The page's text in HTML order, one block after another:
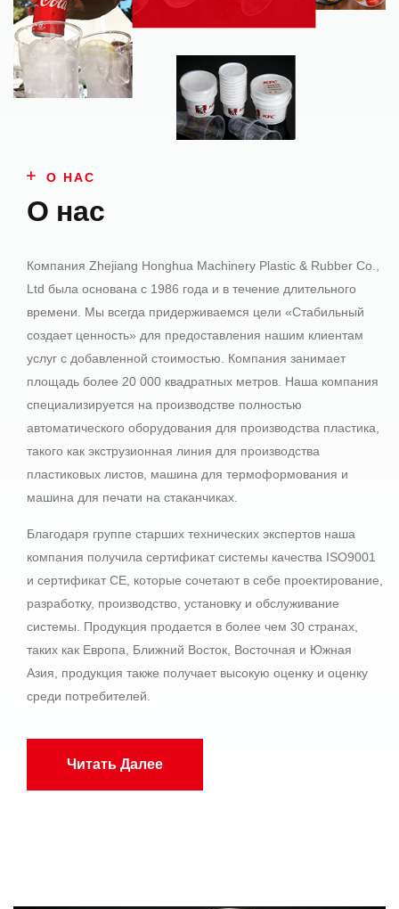
О НАС
О нас
Компания Zhejiang Honghua Machinery Plastic & Rubber Co.,
Ltd была основана с 1986 года и в течение длительного
времени. Мы всегда придерживаемся цели «Стабильный
создает ценность» для предоставления нашим клиентам
услуг с добавленной стоимостью. Компания занимает
площадь более 20 000 квадратных метров. Наша компания
специализируется на производстве полностью
автоматического оборудования для производства пластика,
такого как экструзионная линия для производства
пластиковых листов, машина для термоформования и
машина для печати на стаканчиках.
Благодаря группе старших технических экспертов наша
компания получила сертификат системы качества ISO9001
и сертификат CE, которые сочетают в себе проектирование,
разработку, производство, установку и обслуживание
системы. Продукция продается в более чем 30 странах,
таких как Европа, Ближний Восток, Восточная и Южная
Азия, продукция также получает высокую оценку и оценку
среди потребителей.
Читать Далее